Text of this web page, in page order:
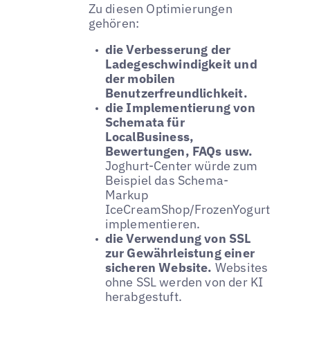
Zu diesen Optimierungen
gehören:
die Verbesserung der
Ladegeschwindigkeit und
der mobilen
Benutzerfreundlichkeit.
die Implementierung von
Schemata für
LocalBusiness,
Bewertungen, FAQs usw.
Joghurt-Center würde zum
Beispiel das Schema-
Markup
IceCreamShop/FrozenYogurtShop
implementieren.
die Verwendung von SSL
zur Gewährleistung einer
sicheren Website. Websites
ohne SSL werden von der KI
herabgestuft.